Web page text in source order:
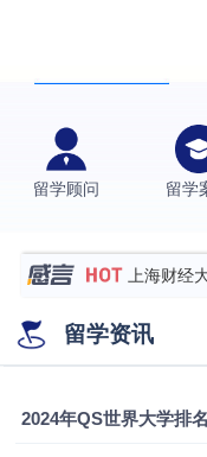
留学顾问 留学
格拉斯哥
伯明翰大
Offer
上海财经
硕士录取
数学背景
专科逆袭
留学资讯
2024年QS世界大学排